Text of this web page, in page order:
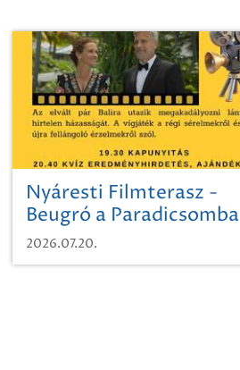
Nyáresti Filmterasz -
Beugró a Paradicsomba
2026.07.20.